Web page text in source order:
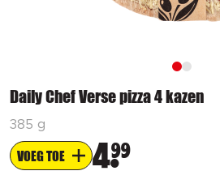
Daily Chef Verse pizza 4 kazen
385 g
VOEG TOE 499